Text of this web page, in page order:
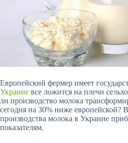
Европейский фермер имеет
Украине все ложится на плечи
ли производство молока
сегодня на 30% ниже европейской?
производства молока в Украине
показателям.